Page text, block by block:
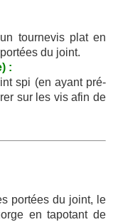
tournevis plat en
du joint.
:
spi (en ayant pré-
sur les vis afin de
portées du joint, le
en tapotant de